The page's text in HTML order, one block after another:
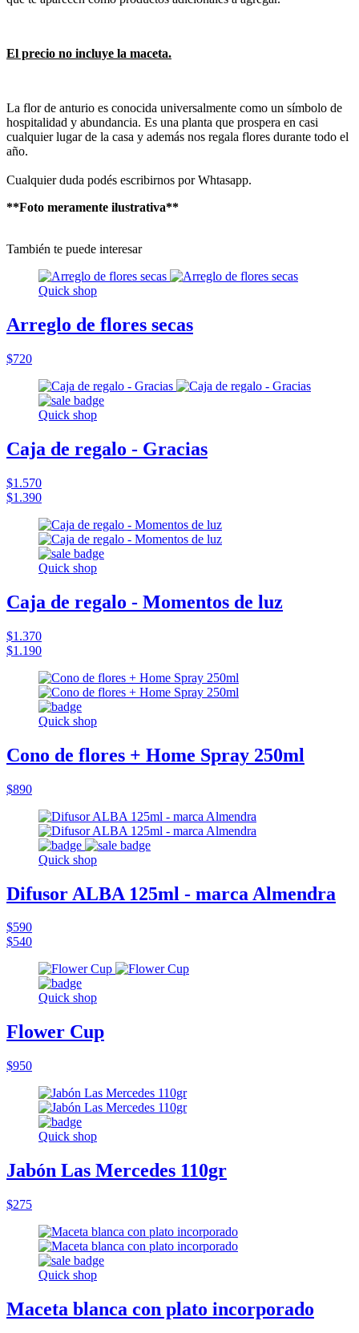
El precio no incluye la maceta.
La flor de anturio es conocida universalmente como un símbolo de
hospitalidad y abundancia. Es una planta que prospera en casi
cualquier lugar de la casa y además nos regala flores durante todo el
año.
Cualquier duda podés escribirnos por Whtasapp.
**Foto meramente ilustrativa**
También te puede interesar
Quick shop
Arreglo de flores secas
$720
Quick shop
Caja de regalo - Gracias
$1.570
$1.390
Quick shop
Caja de regalo - Momentos de luz
$1.370
$1.190
Quick shop
Cono de flores + Home Spray 250ml
$890
Quick shop
Difusor ALBA 125ml - marca Almendra
$590
$540
Quick shop
Flower Cup
$950
Quick shop
Jabón Las Mercedes 110gr
$275
Quick shop
Maceta blanca con plato incorporado